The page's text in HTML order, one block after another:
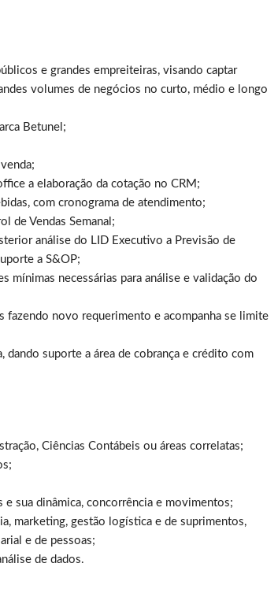
e grandes empreiteiras, visando captar
volumes de negócios no curto, médio e longo
Betunel;
a elaboração da cotação no CRM;
com cronograma de atendimento;
de Vendas Semanal;
análise do LID Executivo a Previsão de
a S&OP;
mínimas necessárias para análise e validação do
fazendo novo requerimento e acompanha se limite
dando suporte a área de cobrança e crédito com
Ciências Contábeis ou áreas correlatas;
sua dinâmica, concorrência e movimentos;
marketing, gestão logística e de suprimentos,
e de pessoas;
de dados.